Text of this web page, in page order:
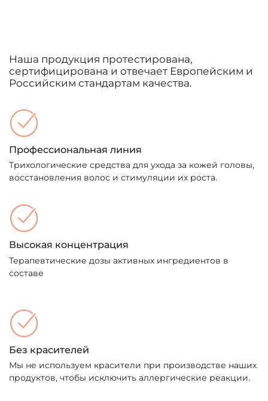
Наша продукция протестирована,
сертифицирована и отвечает Европейским и
Российским стандартам качества.
Профессиональная линия
Трихологические средства для ухода за кожей головы,
восстановления волос и стимуляции их роста.
Высокая концентрация
Терапевтические дозы активных ингредиентов в
составе
Без красителей
Мы не используем красители при производстве наших
продуктов, чтобы исключить аллергические реакции.